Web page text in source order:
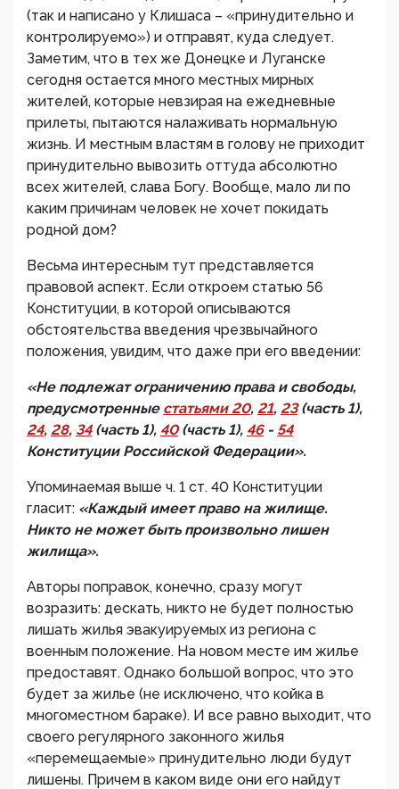
(так и написано у Клишаса – «принудительно и
контролируемо») и отправят, куда следует.
Заметим, что в тех же Донецке и Луганске
сегодня остается много местных мирных
жителей, которые невзирая на ежедневные
прилеты, пытаются налаживать нормальную
жизнь. И местным властям в голову не приходит
принудительно вывозить оттуда абсолютно
всех жителей, слава Богу. Вообще, мало ли по
каким причинам человек не хочет покидать
родной дом?
Весьма интересным тут представляется
правовой аспект. Если откроем статью 56
Конституции, в которой описываются
обстоятельства введения чрезвычайного
положения, увидим, что даже при его введении:
«Не подлежат ограничению права и свободы,
предусмотренные статьями 20, 21, 23(часть 1),
24, 28, 34(часть 1), 40(часть 1), 46- 54
Конституции Российской Федерации».
Упоминаемая выше ч. 1 ст. 40 Конституции
гласит: «Каждый имеет право на жилище.
Никто не может быть произвольно лишен
жилища».
Авторы поправок, конечно, сразу могут
возразить: дескать, никто не будет полностью
лишать жилья эвакуируемых из региона с
военным положение. На новом месте им жилье
предоставят. Однако большой вопрос, что это
будет за жилье (не исключено, что койка в
многоместном бараке). И все равно выходит, что
своего регулярного законного жилья
«перемещаемые» принудительно люди будут
лишены. Причем в каком виде они его найдут